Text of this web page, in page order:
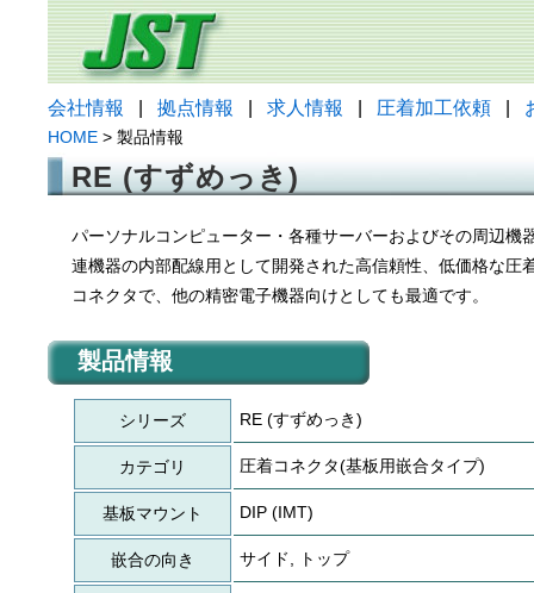
会社情報 拠点情報 求人情報 圧着加工依頼
HOME > 製品情報
RE (すずめっき)
パーソナルコンピューター・各種サーバーおよびその周辺機
連機器の内部配線用として開発された高信頼性、低価格な圧
コネクタで、他の精密電子機器向けとしても最適です。
製品情報
シリーズ RE (すずめっき)
カテゴリ 圧着コネクタ(基板用嵌合タイプ)
基板マウント DIP (IMT)
嵌合の向き サイド, トップ